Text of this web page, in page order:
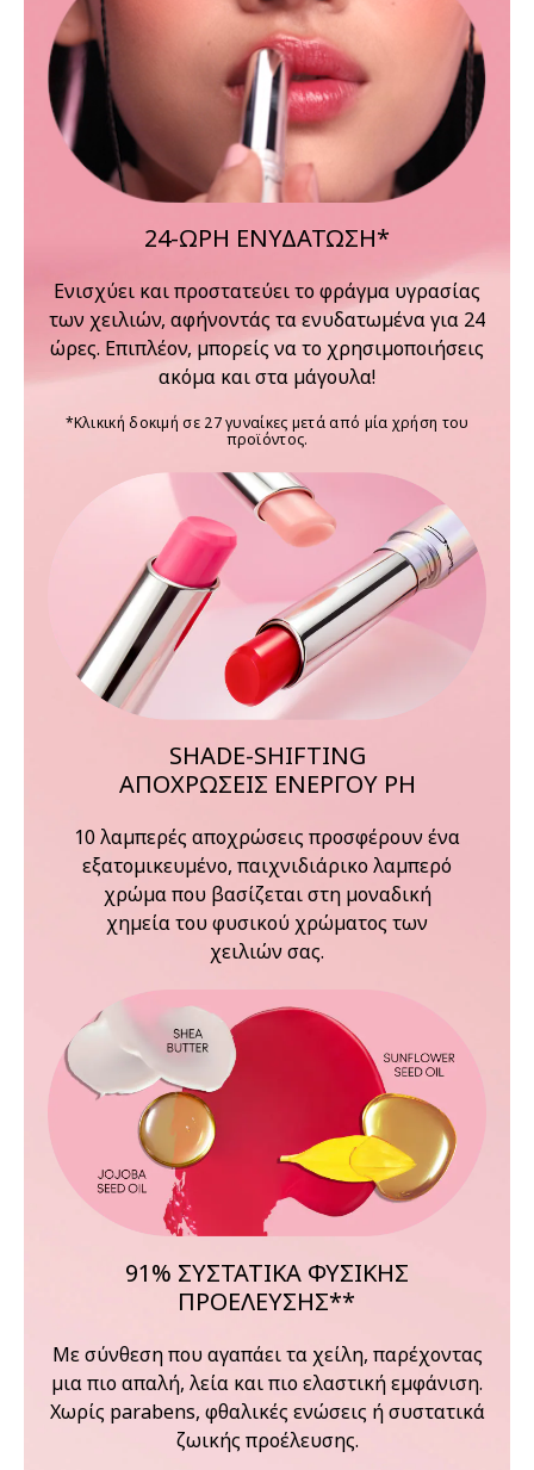
24-ΩΡΗ ΕΝΥΔΑΤΩΣΗ*
Ενισχύει και προστατεύει το φράγμα υγρασίας
των χειλιών, αφήνοντάς τα ενυδατωμένα για 24
ώρες. Επιπλέον, μπορείς να το χρησιμοποιήσεις
ακόμα και στα μάγουλα!
*Κλικική δοκιμή σε 27 γυναίκες μετά από μία χρήση του
προϊόντος.
SHADE-SHIFTING
ΑΠΟΧΡΩΣΕΙΣ ΕΝΕΡΓΟΥ PH
10 λαμπερές αποχρώσεις προσφέρουν ένα
εξατομικευμένο, παιχνιδιάρικο λαμπερό
χρώμα που βασίζεται στη μοναδική
χημεία του φυσικού χρώματος των
χειλιών σας.
91% ΣΥΣΤΑΤΙΚΑ ΦΥΣΙΚΗΣ
ΠΡΟΕΛΕΥΣΗΣ**
Με σύνθεση που αγαπάει τα χείλη, παρέχοντας
μια πιο απαλή, λεία και πιο ελαστική εμφάνιση.
Χωρίς parabens, φθαλικές ενώσεις ή συστατικά
ζωικής προέλευσης.